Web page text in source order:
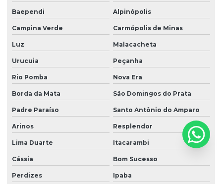
Baependi Alpinópolis
Campina Verde Carmópolis de Minas
Luz Malacacheta
Urucuia Peçanha
Rio Pomba Nova Era
Borda da Mata São Domingos do Prata
Padre Paraíso Santo Antônio do Amparo
Arinos Resplendor
Lima Duarte Itacarambi
Cássia Bom Sucesso
Perdizes Ipaba